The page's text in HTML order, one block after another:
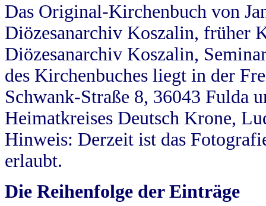
Das Original-Kirchenbuch von
Diözesanarchiv Koszalin, früher
Diözesanarchiv Koszalin,
des Kirchenbuches liegt in der
Schwank-Straße 8, 36043 Fulda
Heimatkreises Deutsch Krone,
Hinweis: Derzeit ist das
erlaubt.
Die Reihenfolge der Einträge